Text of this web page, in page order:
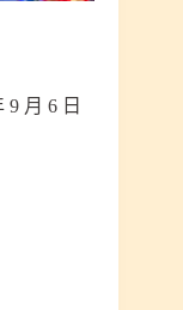
9 月 6 日